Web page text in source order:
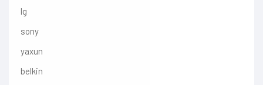
lg
sony
yaxun
belkin